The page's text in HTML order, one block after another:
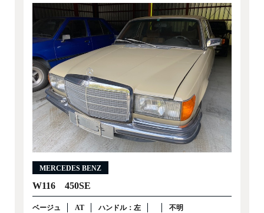
MERCEDES BENZ
W116 450SE
ベージュ AT ハンドル：左 不明